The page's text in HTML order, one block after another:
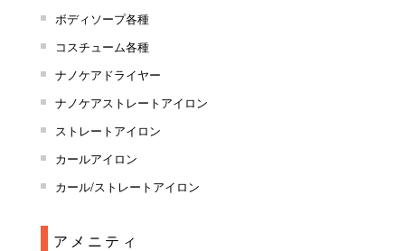
ボディソープ各種
コスチューム各種
ナノケアドライヤー
ナノケアストレートアイロン
ストレートアイロン
カールアイロン
カール/ストレートアイロン
アメニティ